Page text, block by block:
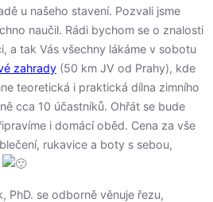
u našeho stavení. Pozvali jsme
naučil. Rádi bychom se o znalosti
a tak Vás všechny lákáme v sobotu
zahrady (50 km JV od Prahy), kde
teoretická i praktická dílna zimního
cca 10 účastníků. Ohřát se bude
i domácí oběd. Cena za vše
rukavice a boty s sebou,
PhD. se odborně věnuje řezu,